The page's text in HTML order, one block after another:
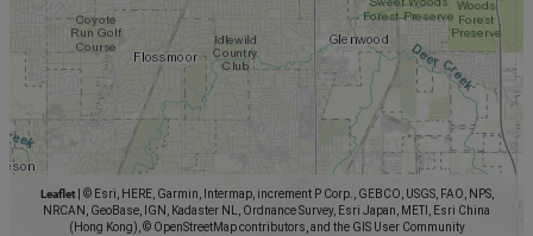
Leaflet
© Esri, HERE, Garmin, Intermap, increment P Corp., GEBCO, USGS, FAO, NPS,
NRCAN, GeoBase, IGN, Kadaster NL, Ordnance Survey, Esri Japan, METI, Esri China
(Hong Kong), © OpenStreetMap contributors, and the GIS User Community